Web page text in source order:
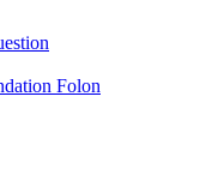
Folon